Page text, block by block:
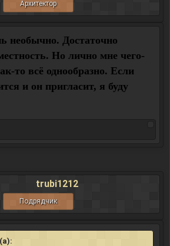
Архитектор
необычно. Достаточно
Но лично мне чего-
то всё однообразно. Если
и он пригласит, я буду
trubi1212
Подрядчик